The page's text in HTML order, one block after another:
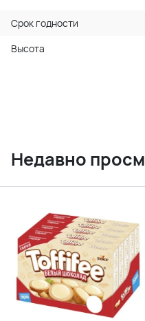
Срок годности
Высота
Недавно